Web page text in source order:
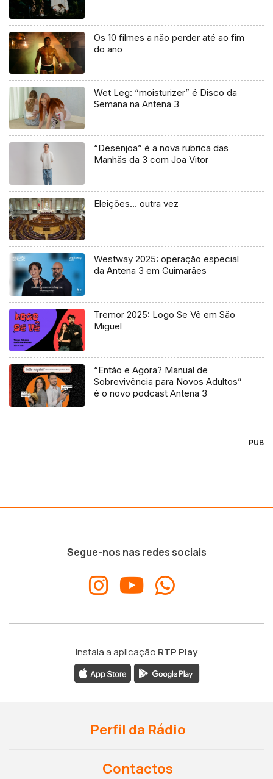
Os 10 filmes a não perder até ao fim
do ano
Wet Leg: “moisturizer” é Disco da
Semana na Antena 3
“Desenjoa” é a nova rubrica das
Manhãs da 3 com Joa Vitor
Eleições… outra vez
Westway 2025: operação especial
da Antena 3 em Guimarães
Tremor 2025: Logo Se Vê em São
Miguel
“Então e Agora? Manual de
Sobrevivência para Novos Adultos”
é o novo podcast Antena 3
PUB
Segue-nos nas redes sociais
Instala a aplicação RTP Play
Perfil da Rádio
Contactos